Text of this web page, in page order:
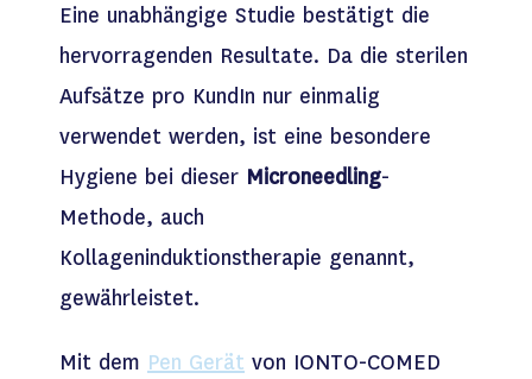
Eine unabhängige Studie bestätigt die
hervorragenden Resultate. Da die sterilen
Aufsätze pro KundIn nur einmalig
verwendet werden, ist eine besondere
Hygiene bei dieser Microneedling-
Methode, auch
Kollageninduktionstherapie genannt,
gewährleistet.
Mit dem Pen Gerät von IONTO-COMED